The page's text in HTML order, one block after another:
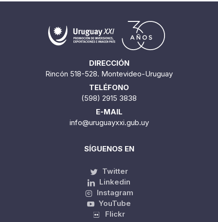
DIRECCIÓN
Rincón 518-528. Montevideo-Uruguay
TELÉFONO
(598) 2915 3838
E-MAIL
info@uruguayxxi.gub.uy
SÍGUENOS EN
Twitter
Linkedin
Instagram
YouTube
Flickr